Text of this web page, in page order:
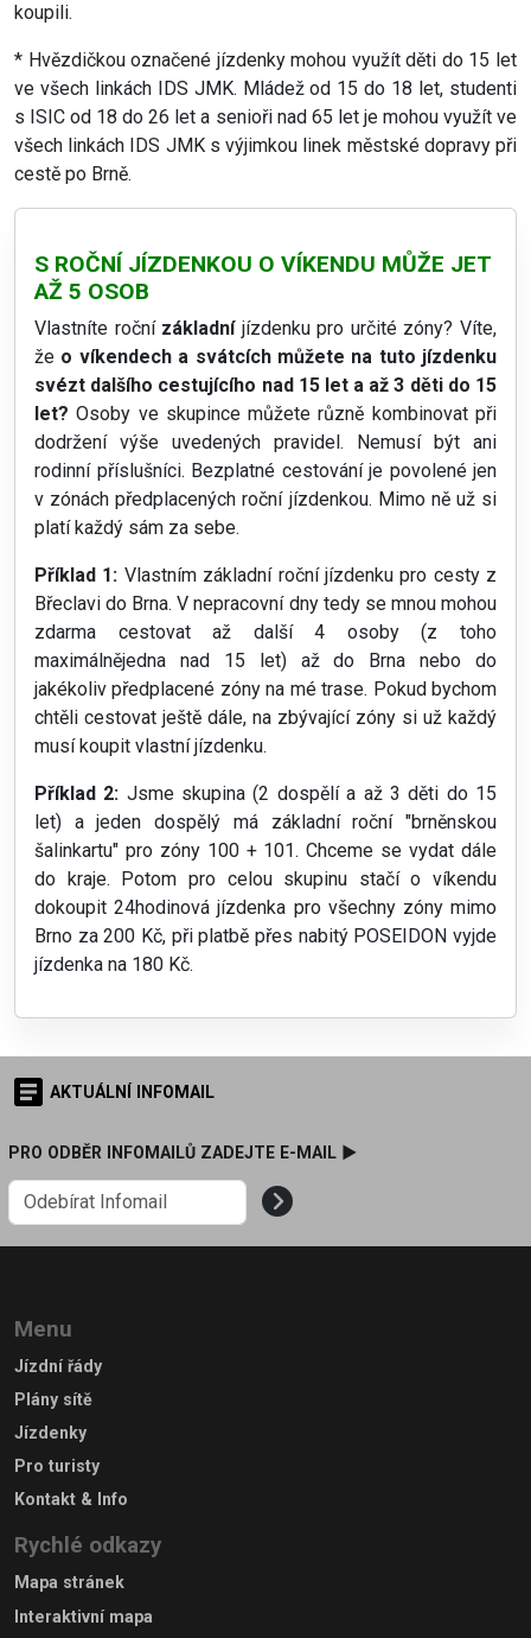
koupili.
* Hvězdičkou označené jízdenky mohou využít děti do 15 let
ve všech linkách IDS JMK. Mládež od 15 do 18 let, studenti
s ISIC od 18 do 26 let a senioři nad 65 let je mohou využít ve
všech linkách IDS JMK s výjimkou linek městské dopravy při
cestě po Brně.
S ROČNÍ JÍZDENKOU O VÍKENDU MŮŽE JET
AŽ 5 OSOB
Vlastníte roční základní jízdenku pro určité zóny? Víte,
že o víkendech a svátcích můžete na tuto jízdenku
svézt dalšího cestujícího nad 15 let a až 3 děti do 15
let? Osoby ve skupince můžete různě kombinovat při
dodržení výše uvedených pravidel. Nemusí být ani
rodinní příslušníci. Bezplatné cestování je povolené jen
v zónách předplacených roční jízdenkou. Mimo ně už si
platí každý sám za sebe.
Příklad 1: Vlastním základní roční jízdenku pro cesty z
Břeclavi do Brna. V nepracovní dny tedy se mnou mohou
zdarma cestovat až další 4 osoby (z toho
maximálnějedna nad 15 let) až do Brna nebo do
jakékoliv předplacené zóny na mé trase. Pokud bychom
chtěli cestovat ještě dále, na zbývající zóny si už každý
musí koupit vlastní jízdenku.
Příklad 2: Jsme skupina (2 dospělí a až 3 děti do 15
let) a jeden dospělý má základní roční "brněnskou
šalinkartu" pro zóny 100 + 101. Chceme se vydat dále
do kraje. Potom pro celou skupinu stačí o víkendu
dokoupit 24hodinová jízdenka pro všechny zóny mimo
Brno za 200 Kč, při platbě přes nabitý POSEIDON vyjde
jízdenka na 180 Kč.
AKTUÁLNÍ INFOMAIL
PRO ODBĚR INFOMAILŮ ZADEJTE E-MAIL ►
Menu
Jízdní řády
Plány sítě
Jízdenky
Pro turisty
Kontakt & Info
Rychlé odkazy
Mapa stránek
Interaktivní mapa